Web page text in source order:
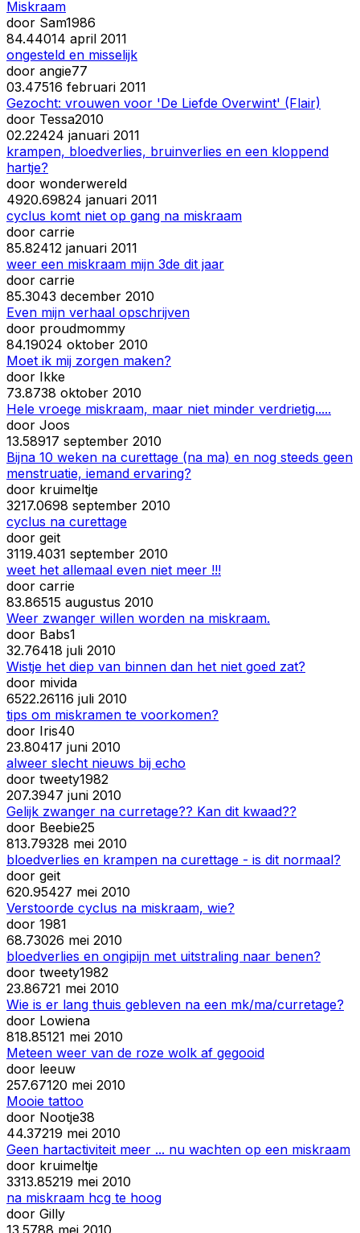
Miskraam
door Sam1986
84.44014 april 2011
ongesteld en misselijk
door angie77
03.47516 februari 2011
Gezocht: vrouwen voor 'De Liefde Overwint' (Flair)
door Tessa2010
02.22424 januari 2011
krampen, bloedverlies, bruinverlies en een kloppend
hartje?
door wonderwereld
4920.69824 januari 2011
cyclus komt niet op gang na miskraam
door carrie
85.82412 januari 2011
weer een miskraam mijn 3de dit jaar
door carrie
85.3043 december 2010
Even mijn verhaal opschrijven
door proudmommy
84.19024 oktober 2010
Moet ik mij zorgen maken?
door Ikke
73.8738 oktober 2010
Hele vroege miskraam, maar niet minder verdrietig.....
door Joos
13.58917 september 2010
Bijna 10 weken na curettage (na ma) en nog steeds geen
menstruatie, iemand ervaring?
door kruimeltje
3217.0698 september 2010
cyclus na curettage
door geit
3119.4031 september 2010
weet het allemaal even niet meer !!!
door carrie
83.86515 augustus 2010
Weer zwanger willen worden na miskraam.
door Babs1
32.76418 juli 2010
Wistje het diep van binnen dan het niet goed zat?
door mivida
6522.26116 juli 2010
tips om miskramen te voorkomen?
door Iris40
23.80417 juni 2010
alweer slecht nieuws bij echo
door tweety1982
207.3947 juni 2010
Gelijk zwanger na curretage?? Kan dit kwaad??
door Beebie25
813.79328 mei 2010
bloedverlies en krampen na curettage - is dit normaal?
door geit
620.95427 mei 2010
Verstoorde cyclus na miskraam, wie?
door 1981
68.73026 mei 2010
bloedverlies en ongipijn met uitstraling naar benen?
door tweety1982
23.86721 mei 2010
Wie is er lang thuis gebleven na een mk/ma/curretage?
door Lowiena
818.85121 mei 2010
Meteen weer van de roze wolk af gegooid
door leeuw
257.67120 mei 2010
Mooie tattoo
door Nootje38
44.37219 mei 2010
Geen hartactiviteit meer ... nu wachten op een miskraam
door kruimeltje
3313.85219 mei 2010
na miskraam hcg te hoog
door Gilly
13.5788 mei 2010